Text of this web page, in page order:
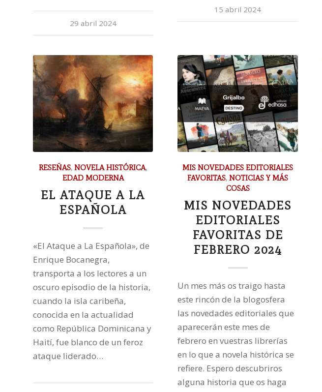
29 abril 2024
15 abril 2024
RESEÑAS,NOVELA HISTÓRICA,
EDAD MODERNA
EL ATAQUE A LA
ESPAÑOLA
«El Ataque a La Española», de
Enrique Bocanegra,
transporta a los lectores a un
oscuro episodio de la historia,
cuando la isla caribeña,
conocida en la actualidad
como República Dominicana y
Haití, fue blanco de un feroz
ataque liderado…
MIS NOVEDADES EDITORIALES
FAVORITAS,NOTICIAS Y MÁS
COSAS
MIS NOVEDADES
EDITORIALES
FAVORITAS DE
FEBRERO 2024
Un mes más os traigo hasta
este rincón de la blogosfera
las novedades editoriales que
aparecerán este mes de
febrero en vuestras librerías
en lo que a novela histórica se
refiere. Espero descubriros
alguna historia que os haga